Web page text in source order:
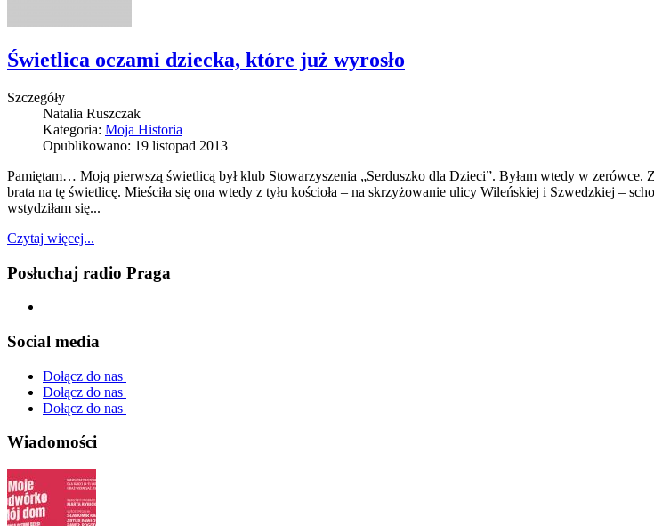
Świetlica oczami dziecka, które już wyrosło
Szczegóły
Natalia Ruszczak
Kategoria: Moja Historia
Opublikowano: 19 listopad 2013
Pamiętam… Moją pierwszą świetlicą był klub Stowarzyszenia „Serduszko dla Dzieci”. Byłam wtedy w zerówce.
brata na tę świetlicę. Mieściła się ona wtedy z tyłu kościoła – na skrzyżowanie ulicy Wileńskiej i Szwedzkiej –
wstydziłam się...
Czytaj więcej...
Posłuchaj radio Praga
Social media
Dołącz do nas
Dołącz do nas
Dołącz do nas
Wiadomości